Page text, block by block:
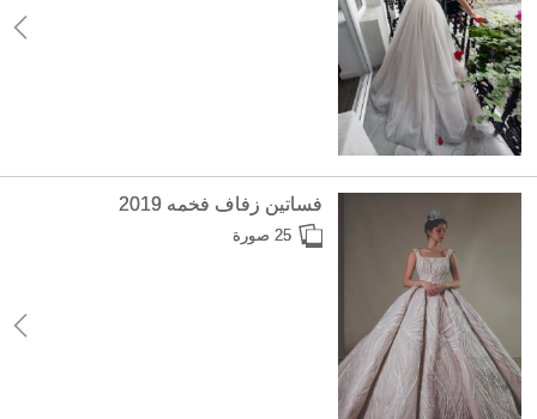
فساتين زفاف فخمه 2019
25 صورة